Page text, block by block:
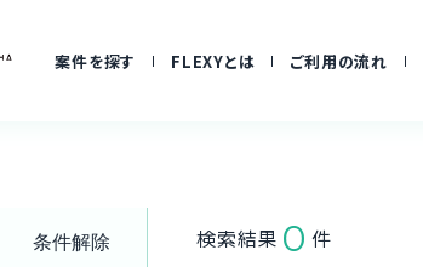
案件を探す FLEXYとは ご利用の流れ
条件解除 検索結果 0 件